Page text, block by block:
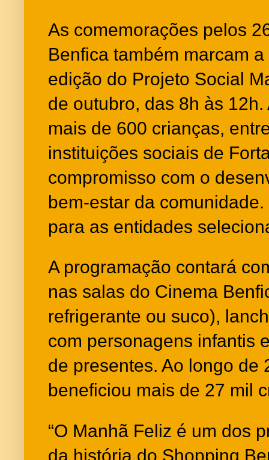
As comemorações pelos
Benfica também marcam
edição do Projeto Social
de outubro, das 8h às
mais de 600 crianças,
instituições sociais de
compromisso com o
bem-estar da
para as entidades
A programação contará
nas salas do Cinema
refrigerante ou suco),
com personagens infantis
de presentes. Ao longo de
beneficiou mais de 27 mil
“O Manhã Feliz é um dos
da história do Shopping